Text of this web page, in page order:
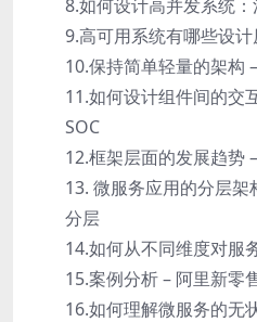
8.如何设计高并发系统
9.高可用系统有哪些设计
10.保持简单轻量的架构
11.如何设计组件间的交
SOC
12.框架层面的发展趋势
13. 微服务应用的分层
分层
14.如何从不同维度对服
15.案例分析 – 阿里新零
16.如何理解微服务的无